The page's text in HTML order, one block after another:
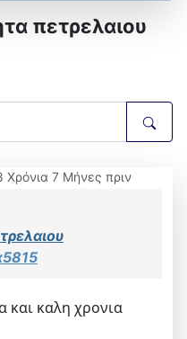
πετρελαιου
Χρόνια 7 Μήνες πριν
και καλη χρονια